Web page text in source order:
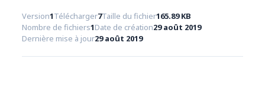
Version1Télécharger7Taille du fichier165.89 KB
Nombre de fichiers1Date de création29 août 2019
Dernière mise à jour29 août 2019